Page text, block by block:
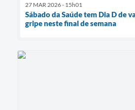
27 MAR 2026 - 15h01
Sábado da Saúde tem Dia D de
gripe neste final de semana